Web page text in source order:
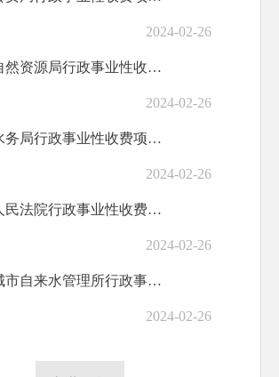
2024-02-26
临夏县自然资源局行政事业性收费项目公示
2024-02-26
临夏县水务局行政事业性收费项目公示
2024-02-26
临夏县人民法院行政事业性收费项目公示
2024-02-26
临夏县城市自来水管理所行政事业性收费项目公示
2024-02-26